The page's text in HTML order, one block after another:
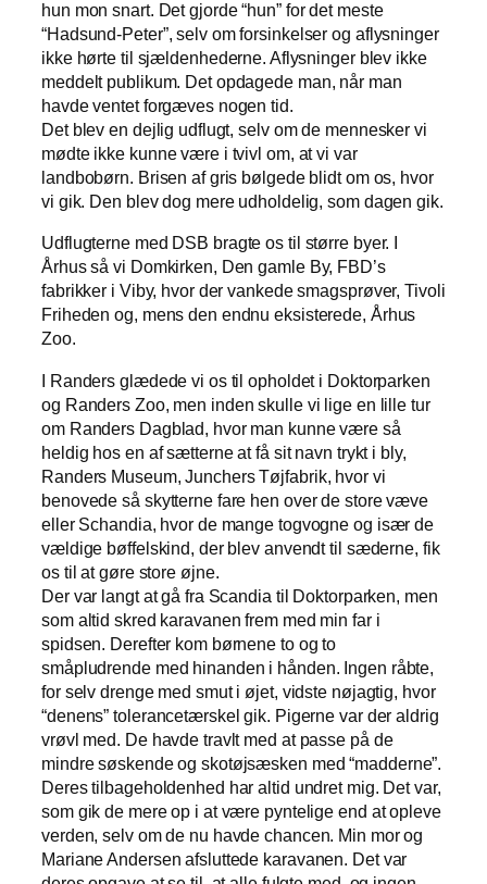
hun mon snart. Det gjorde “hun” for det meste
“Hadsund-Peter”, selv om forsinkelser og aflysninger
ikke hørte til sjældenhederne. Aflysninger blev ikke
meddelt publikum. Det opdagede man, når man
havde ventet forgæves nogen tid.
Det blev en dejlig udflugt, selv om de mennesker vi
mødte ikke kunne være i tvivl om, at vi var
landbobørn. Brisen af gris bølgede blidt om os, hvor
vi gik. Den blev dog mere udholdelig, som dagen gik.
Udflugterne med DSB bragte os til større byer. I
Århus så vi Domkirken, Den gamle By, FBD’s
fabrikker i Viby, hvor der vankede smagsprøver, Tivoli
Friheden og, mens den endnu eksisterede, Århus
Zoo.
I Randers glædede vi os til opholdet i Doktorparken
og Randers Zoo, men inden skulle vi lige en lille tur
om Randers Dagblad, hvor man kunne være så
heldig hos en af sætterne at få sit navn trykt i bly,
Randers Museum, Junchers Tøjfabrik, hvor vi
benovede så skytterne fare hen over de store væve
eller Schandia, hvor de mange togvogne og især de
vældige bøffelskind, der blev anvendt til sæderne, fik
os til at gøre store øjne.
Der var langt at gå fra Scandia til Doktorparken, men
som altid skred karavanen frem med min far i
spidsen. Derefter kom børnene to og to
småpludrende med hinanden i hånden. Ingen råbte,
for selv drenge med smut i øjet, vidste nøjagtig, hvor
“denens” tolerancetærskel gik. Pigerne var der aldrig
vrøvl med. De havde travlt med at passe på de
mindre søskende og skotøjsæsken med “madderne”.
Deres tilbageholdenhed har altid undret mig. Det var,
som gik de mere op i at være pyntelige end at opleve
verden, selv om de nu havde chancen. Min mor og
Mariane Andersen afsluttede karavanen. Det var